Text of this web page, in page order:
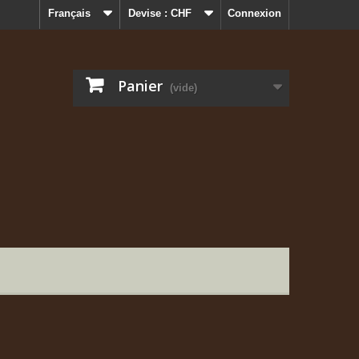
Connexion
Devise : CHF
Français
Panier (vide)